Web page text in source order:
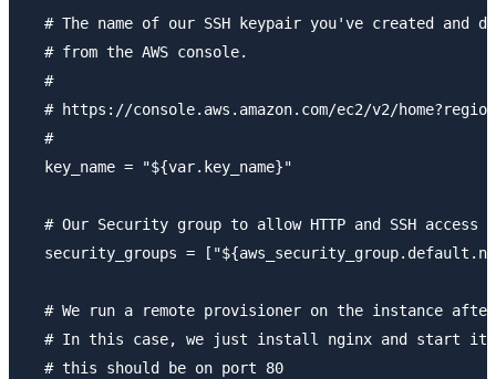
# The name of our SSH keypair you've created and
  # from the AWS console.
  #
# https://console.aws.amazon.com/ec2/v2/
  #
  key_name = "${var.key_name}"
  # Our Security group to allow HTTP and SSH access
security_groups =
# We run a remote provisioner on the instance
# In this case, we just install nginx and start
  # this should be on port 80